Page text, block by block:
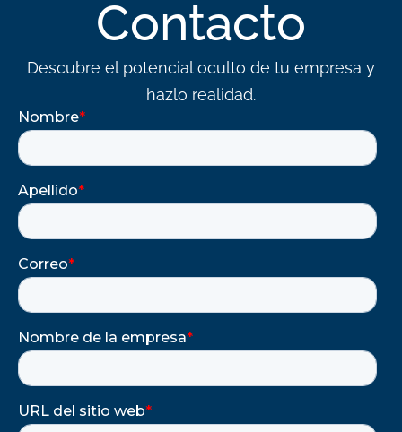
Contacto
Descubre el potencial oculto de tu empresa y
hazlo realidad.